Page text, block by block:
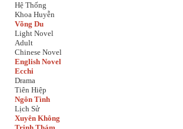
Hệ Thống
Khoa Huyễn
Võng Du
Light Novel
Adult
Chinese Novel
English Novel
Ecchi
Drama
Tiên Hiệp
Ngôn Tình
Lịch Sử
Xuyên Không